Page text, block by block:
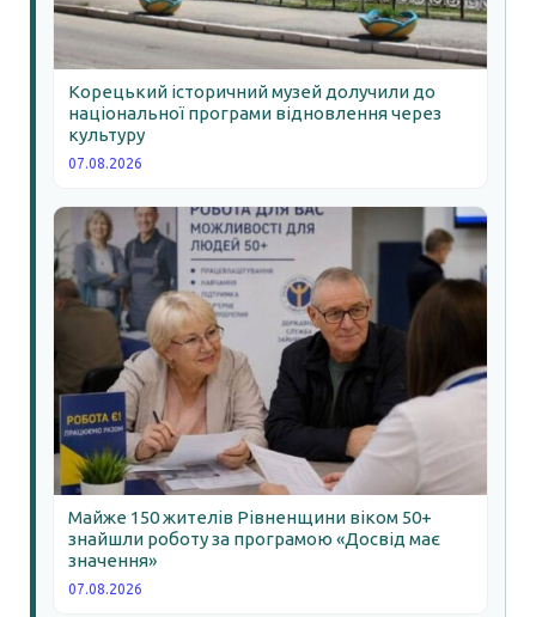
Корецький історичний музей долучили до
національної програми відновлення через
культуру
07.08.2026
Майже 150 жителів Рівненщини віком 50+
знайшли роботу за програмою «Досвід має
значення»
07.08.2026